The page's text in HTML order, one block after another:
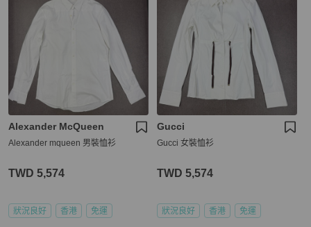
Alexander McQueen
Alexander mqueen 男裝恤衫
TWD 5,574
狀況良好 香港 免運
Gucci
Gucci 女裝恤衫
TWD 5,574
狀況良好 香港 免運